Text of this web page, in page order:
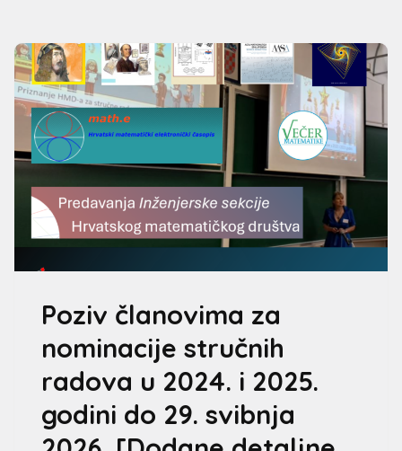
Poziv članovima za
nominacije stručnih
radova u 2024. i 2025.
godini do 29. svibnja